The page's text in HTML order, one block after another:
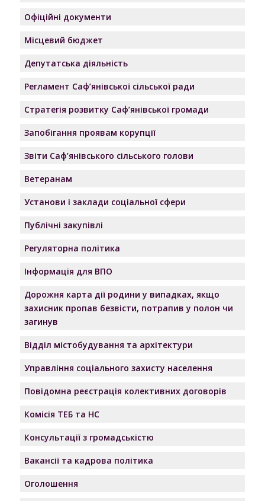
Офіційні документи
Місцевий бюджет
Депутатська діяльність
Регламент Саф’янівської сільської ради
Стратегія розвитку Саф’янівської громади
Запобігання проявам корупції
Звіти Саф’янівського сільського голови
Ветеранам
Установи і заклади соціальної сфери
Публічні закупівлі
Регуляторна політика
Інформація для ВПО
Дорожня карта дії родини у випадках, якщо
захисник пропав безвісти, потрапив у полон чи
загинув
Відділ містобудування та архітектури
Управління соціального захисту населення
Повідомна реєстрація колективних договорів
Комісія ТЕБ та НС
Консультації з громадськістю
Вакансії та кадрова політика
Оголошення